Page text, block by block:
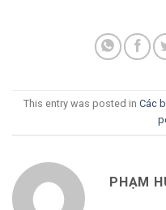
This entry was posted in Các
PHẠM